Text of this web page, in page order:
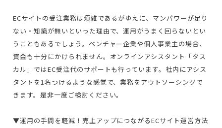
ECサイトの受注業務は煩雑であるがゆえに、マンパワーが足り
ない・知識が無いといった理由で、運用がうまく回らないとい
うこともあるでしょう。ベンチャー企業や個人事業主の場合、
資金も十分にかけられません。オンラインアシスタント「タス
カル」ではEC受注代のサポートも行っています。社内にアシス
タントを1名つけるような感覚で、業務をアウトソーシングで
きます。是非一度ご検討ください。
▼運用の手間を軽減！売上アップにつながるECサイト運営方法